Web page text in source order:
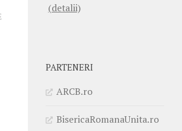
(detalii)
PARTENERI
ARCB.ro
BisericaRomanaUnita.ro